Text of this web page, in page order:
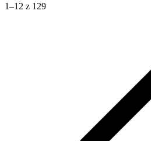
1–12 z 129